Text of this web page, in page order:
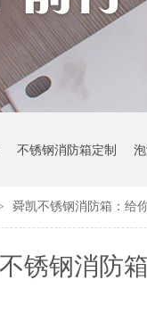
不锈钢消防箱定制
舜凯不锈钢消防箱：给
锈钢消防